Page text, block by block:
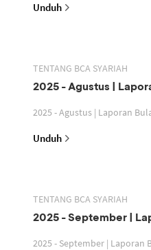
Unduh
TENTANG BCA SYARIAH
2025 - Agustus |
2025 - Agustus | Laporan
Unduh
TENTANG BCA SYARIAH
2025 - September |
2025 - September | Laporan